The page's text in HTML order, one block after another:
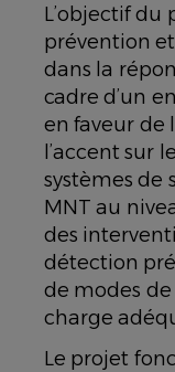
L’objectif du
prévention
dans la
cadre d’un
en faveur de
l’accent sur
systèmes de
MNT au
des
détection
de modes de
charge
Le projet